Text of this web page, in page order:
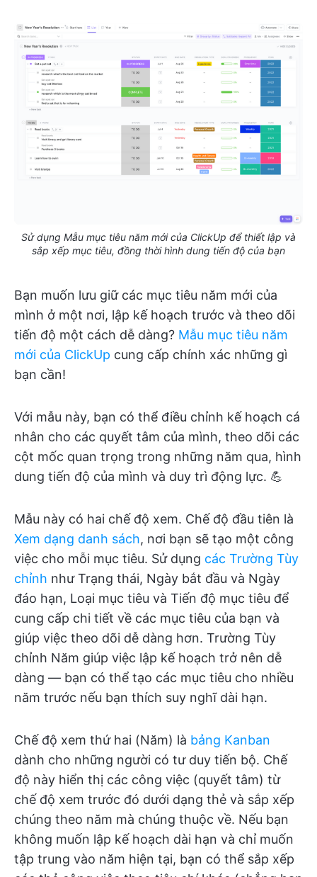
Sử dụng Mẫu mục tiêu năm mới của ClickUp để thiết lập và
sắp xếp mục tiêu, đồng thời hình dung tiến độ của bạn
Bạn muốn lưu giữ các mục tiêu năm mới của
mình ở một nơi, lập kế hoạch trước và theo dõi
tiến độ một cách dễ dàng? Mẫu mục tiêu năm
mới của ClickUp cung cấp chính xác những gì
bạn cần!
Với mẫu này, bạn có thể điều chỉnh kế hoạch cá
nhân cho các quyết tâm của mình, theo dõi các
cột mốc quan trọng trong những năm qua, hình
dung tiến độ của mình và duy trì động lực. 💪
Mẫu này có hai chế độ xem. Chế độ đầu tiên là
Xem dạng danh sách, nơi bạn sẽ tạo một công
việc cho mỗi mục tiêu. Sử dụng các Trường Tùy
chỉnh như Trạng thái, Ngày bắt đầu và Ngày
đáo hạn, Loại mục tiêu và Tiến độ mục tiêu để
cung cấp chi tiết về các mục tiêu của bạn và
giúp việc theo dõi dễ dàng hơn. Trường Tùy
chỉnh Năm giúp việc lập kế hoạch trở nên dễ
dàng — bạn có thể tạo các mục tiêu cho nhiều
năm trước nếu bạn thích suy nghĩ dài hạn.
Chế độ xem thứ hai (Năm) là bảng Kanban
dành cho những người có tư duy tiến bộ. Chế
độ này hiển thị các công việc (quyết tâm) từ
chế độ xem trước đó dưới dạng thẻ và sắp xếp
chúng theo năm mà chúng thuộc về. Nếu bạn
không muốn lập kế hoạch dài hạn và chỉ muốn
tập trung vào năm hiện tại, bạn có thể sắp xếp